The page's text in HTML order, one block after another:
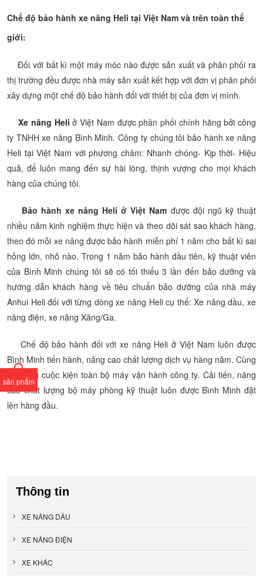
sản phẩm
Chế độ bảo hành xe nâng Heli tại Việt Nam và trên toàn thế
giới:
Đối với bất kì một máy móc nào được sản xuất và phân phối ra
thị trường đều được nhà máy sản xuất kết hợp với đơn vị phân phối
xây dựng một chế độ bảo hành đối với thiết bị của đơn vị mình.
Xe nâng Heli ở Việt Nam được phân phối chính hãng bởi công
ty TNHH xe nâng Bình Minh. Công ty chúng tôi bảo hành xe nâng
Heli tại Việt Nam với phương châm: Nhanh chóng- Kịp thời- Hiệu
quả, để luôn mang đến sự hài lòng, thịnh vượng cho mọi khách
hàng của chúng tôi.
Bảo hành xe nâng Heli ở Việt Nam được đội ngũ kỹ thuật
nhiều năm kinh nghiệm thực hiện và theo dõi sát sao khách hàng,
theo đó mỗi xe nâng được bảo hành miễn phí 1 năm cho bất kì sai
hỏng lớn, nhỏ nào. Trong 1 năm bảo hành đầu tiên, kỹ thuật viên
của Bình Minh chúng tôi sẽ có tối thiểu 3 lần đến bảo dưỡng và
hướng dẫn khách hàng về tiêu chuẩn bảo dưỡng của nhà máy
Anhui Heli đối với từng dòng xe nâng Heli cụ thể: Xe nâng dầu, xe
nâng điện, xe năng Xăng/Ga.
Chế độ bảo hành đối với xe nâng Heli ở Việt Nam luôn được
Bình Minh tiến hành, nâng cao chất lượng dịch vụ hàng năm. Cùng
với công cuộc kiện toàn bộ máy vận hành công ty. Cải tiến, nâng
cao chất lượng bộ máy phòng kỹ thuật luôn được Bình Minh đặt
lên hàng đầu.
Thông tin
XE NÂNG DẦU
XE NÂNG ĐIỆN
XE KHÁC